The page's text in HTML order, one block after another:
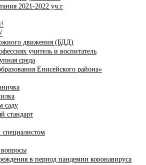
2021-2022 уч.г
движения (БДД)
учитель и воспитатель
среда
Енисейского района»
саду
стандарт
вопросы
в период пандемии коронавируса